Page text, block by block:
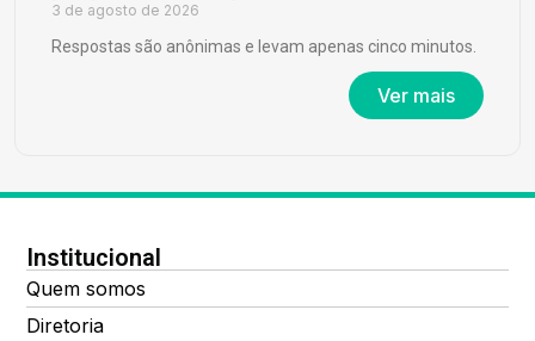
3 de agosto de 2026
Respostas são anônimas e levam apenas cinco minutos.
Ver mais
Institucional
Quem somos
Diretoria